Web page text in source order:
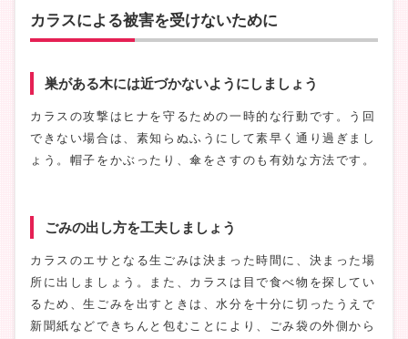
カラスによる被害を受けないために
巣がある木には近づかないようにしましょう
カラスの攻撃はヒナを守るための一時的な行動です。う回
できない場合は、素知らぬふうにして素早く通り過ぎまし
ょう。帽子をかぶったり、傘をさすのも有効な方法です。
ごみの出し方を工夫しましょう
カラスのエサとなる生ごみは決まった時間に、決まった場
所に出しましょう。また、カラスは目で食べ物を探してい
るため、生ごみを出すときは、水分を十分に切ったうえで
新聞紙などできちんと包むことにより、ごみ袋の外側から